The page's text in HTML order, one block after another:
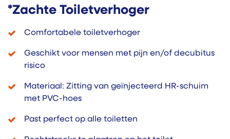
*Zachte Toiletverhoger
Comfortabele toiletverhoger
Geschikt voor mensen met pijn en/of decubitus
risico
Materiaal: Zitting van geïnjecteerd HR-schuim
met PVC-hoes
Past perfect op alle toiletten